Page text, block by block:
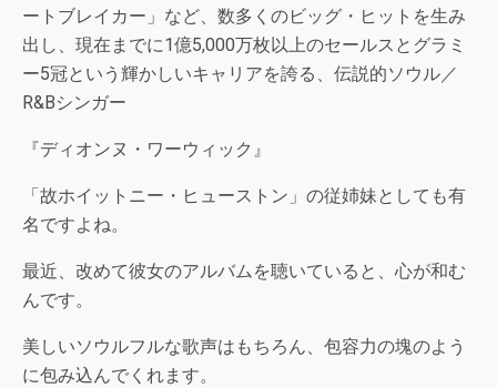
ートブレイカー」など、数多くのビッグ・ヒットを生み
出し、現在までに1億5,000万枚以上のセールスとグラミ
ー5冠という輝かしいキャリアを誇る、伝説的ソウル／
R&Bシンガー
『ディオンヌ・ワーウィック』
「故ホイットニー・ヒューストン」の従姉妹としても有
名ですよね。
最近、改めて彼女のアルバムを聴いていると、心が和む
んです。
美しいソウルフルな歌声はもちろん、包容力の塊のよう
に包み込んでくれます。